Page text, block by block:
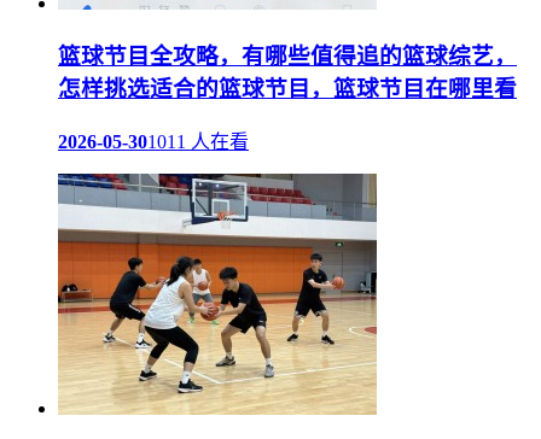
篮球节目全攻略，有哪些值得追的篮球综艺，
怎样挑选适合的篮球节目，篮球节目在哪里看
2026-05-301011 人在看